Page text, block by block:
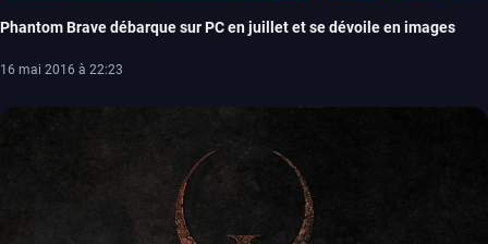
Phantom Brave débarque sur PC en juillet et se dévoile en images
16 mai 2016 à 22:23